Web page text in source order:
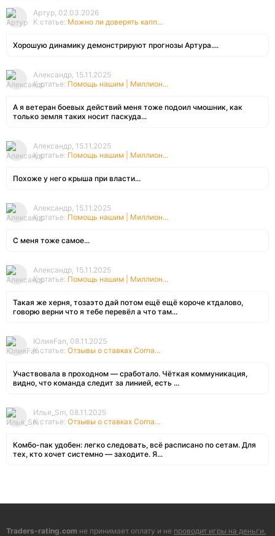
Артур, 02.03.2026
К статье: Можно ли доверять капп...
Хорошую динамику демонстрируют прогнозы Артура....
Александр, 15.11.2025
К статье: Помощь нашим | Миллион...
А я ветеран боевых действий меня тоже подоил чмошник, как
только земля таких носит паскуда...
Александр, 15.11.2025
К статье: Помощь нашим | Миллион...
Похоже у него крыша при власти...
Александр, 15.11.2025
К статье: Помощь нашим | Миллион...
С меня тоже самое...
Александр, 15.11.2025
К статье: Помощь нашим | Миллион...
Такая же херня, тозаэто дай потом ещё ещё короче ктдалово,
говорю верни что я тебе перевёл а что там...
ЮлияFan, 08.11.2025
К статье: Отзывы о ставках Corna...
Участвовала в проходном — сработало. Чёткая коммуникация,
видно, что команда следит за линией, есть ...
Илья_Sm, 08.11.2025
К статье: Отзывы о ставках Corna...
Комбо-пак удобен: легко следовать, всё расписано по сетам. Для
тех, кто хочет системно — заходите. Я...
Traders-rating.com не принимает оплату и не проводит игры на деньги.